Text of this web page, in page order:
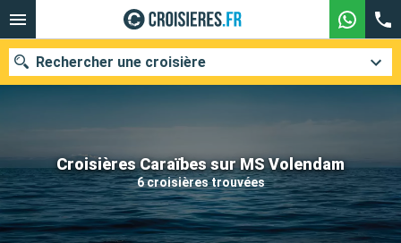
Croisières Caraïbes sur MS Volendam
6 croisières trouvées
Rechercher une croisière
Nos destinations
Mois de départ